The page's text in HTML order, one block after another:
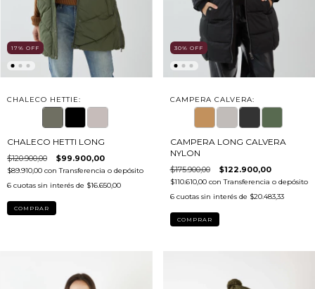
17% OFF
CHALECO HETTIE:
CHALECO HETTI LONG
$120.900,00 $99.900,00
$89.910,00 con Transferencia o depósito
6 cuotas sin interés de $16.650,00
COMPRAR
30% OFF
CAMPERA CALVERA:
CAMPERA LONG CALVERA
NYLON
$175.900,00 $122.900,00
$110.610,00 con Transferencia o depósito
6 cuotas sin interés de $20.483,33
COMPRAR